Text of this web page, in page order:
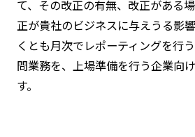
て、その改正の有無、改正がある
正が貴社のビジネスに与えうる影
くとも月次でレポーティングを行
問業務を、上場準備を行う企業向
す。